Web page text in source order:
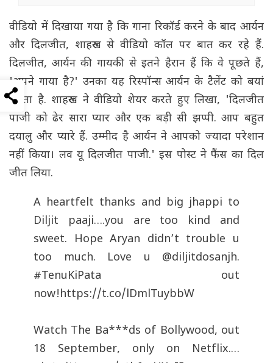
वीडियो में दिखाया गया है कि गाना रिकॉर्ड करने के बाद आर्यन
और दिलजीत, शाहरुख से वीडियो कॉल पर बात कर रहे हैं.
दिलजीत, आर्यन की गायकी से इतने हैरान हैं कि वे पूछते हैं,
'अपने गाया है?' उनका यह रिस्पॉन्स आर्यन के टैलेंट को बयां
करता है. शाहरुख ने वीडियो शेयर करते हुए लिखा, 'दिलजीत
पाजी को ढेर सारा प्यार और एक बड़ी सी झप्पी. आप बहुत
दयालु और प्यारे हैं. उम्मीद है आर्यन ने आपको ज्यादा परेशान
नहीं किया। लव यू दिलजीत पाजी.' इस पोस्ट ने फैंस का दिल
जीत लिया.
A heartfelt thanks and big jhappi to
Diljit paaji….you are too kind and
sweet. Hope Aryan didn’t trouble u
too much. Love u @diljitdosanjh.
#TenuKiPata out
now!https://t.co/lDmlTuybbW
Watch The Ba***ds of Bollywood, out
18 September, only on Netflix.…